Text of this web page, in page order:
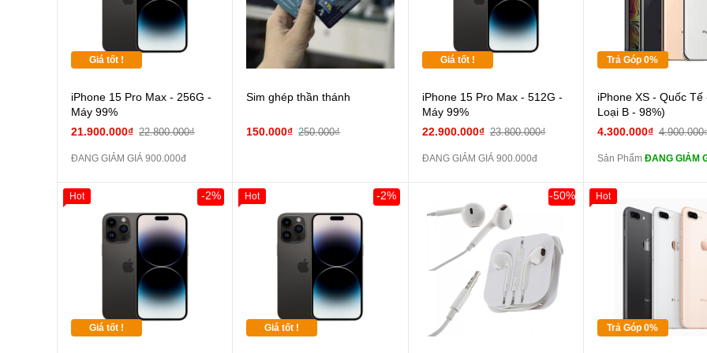
Giá tốt !
iPhone 15 Pro Max - 256G -
Máy 99%
21.900.000₫ 22.800.000₫
ĐANG GIẢM GIÁ 900.000đ
Sim ghép thần thánh
150.000₫ 250.000₫
Giá tốt !
iPhone 15 Pro Max - 512G -
Máy 99%
22.900.000₫ 23.800.000₫
ĐANG GIẢM GIÁ 900.000đ
Trả Góp 0%
Tặng
Cường
full màn
tai nghe
X zin
Đổi Sạc Cáp
Pin dự
và các Phụ Kiện Khác
iPhone XS - Quốc Tế
Loại B - 98%)
4.300.000₫
Sản Phẩm ĐANG GIẢM
Giá tốt !
-2%
Hot
Giá tốt !
-2%
Hot -50%
Trả Góp 0%
Giảm 100.000đ
Tặng
Hot